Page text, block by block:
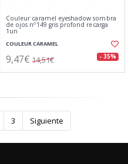
Couleur caramel eyeshadow sombra
de ojos nº149 gris profond recarga
1un
COULEUR CARAMEL
9,47€ 14,51€ - 35%
3 Siguiente